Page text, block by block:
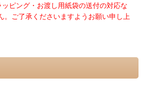
ピング・お渡し用紙袋の送付の対応な
。ご了承くださいますようお願い申し上